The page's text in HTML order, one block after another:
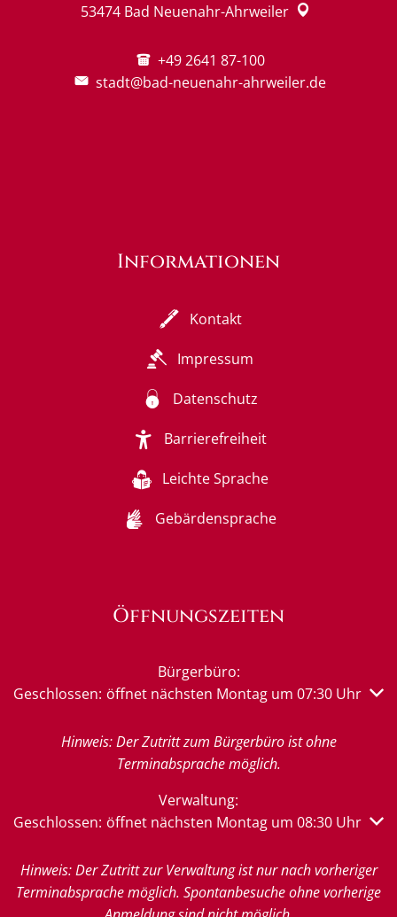
53474 Bad Neuenahr-Ahrweiler
+49 2641 87-100
stadt@bad-neuenahr-ahrweiler.de
Informationen
Kontakt
Impressum
Datenschutz
Barrierefreiheit
Leichte Sprache
Gebärdensprache
Öffnungszeiten
Bürgerbüro:
Klicken, um weitere Öffnungs- oder Schließzeiten
Geschlossen: öffnet nächsten Montag um 07:30 Uhr
Hinweis: Der Zutritt zum Bürgerbüro ist ohne
Terminabsprache möglich.
Verwaltung:
Klicken, um weitere Öffnungs- oder Schließzeiten
Geschlossen: öffnet nächsten Montag um 08:30 Uhr
Hinweis: Der Zutritt zur Verwaltung ist nur nach vorheriger
Terminabsprache möglich. Spontanbesuche ohne vorherige